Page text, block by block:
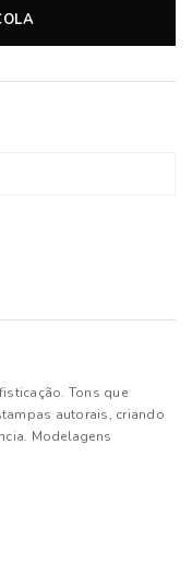
Tons que
autorais, criando
Modelagens